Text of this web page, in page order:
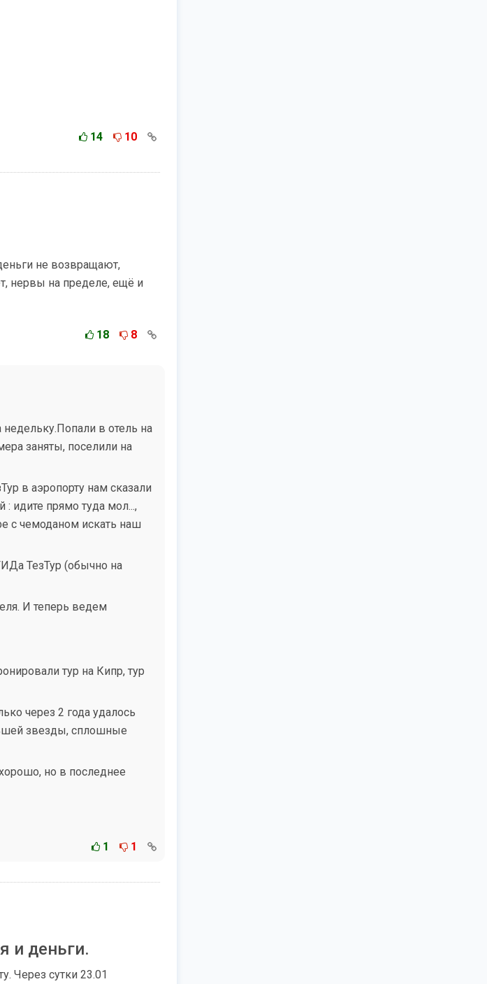
14 10
не возвращают,
нервы на пределе, ещё и
18 8
в отель на
заняты, поселили на
в аэропорту нам сказали
идите прямо туда мол...,
с чемоданом искать наш
ТезТур (обычно на
И теперь ведем
тур на Кипр, тур
через 2 года удалось
звезды, сплошные
но в последнее
1 1
и деньги.
Через сутки 23.01